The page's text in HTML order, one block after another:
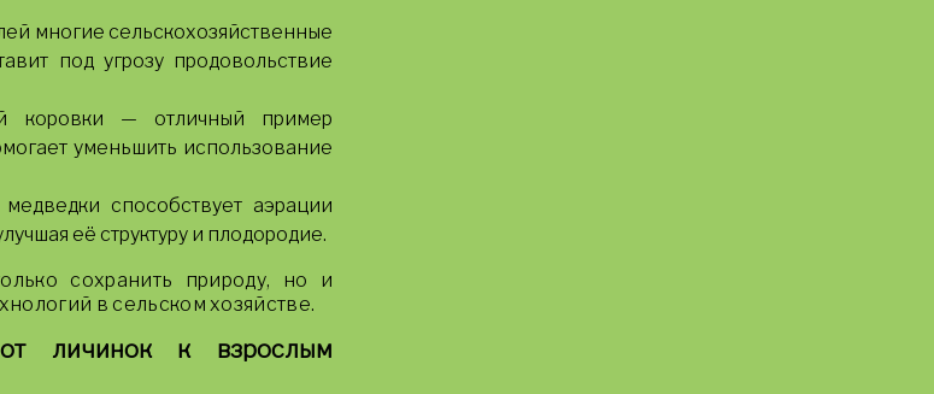
многие сельскохозяйственные
под угрозу продовольствие
коровки — отличный пример
уменьшить использование
способствует аэрации
её структуру и плодородие.
сохранить природу, но и
в сельском хозяйстве.
личинок к взрослым